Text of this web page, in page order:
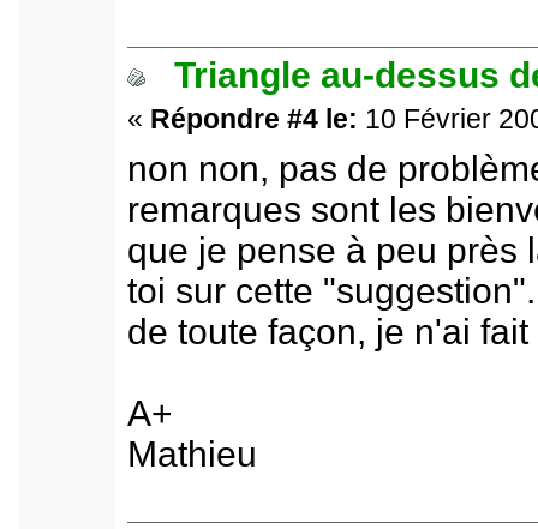
Triangle au-dessus
« Répondre #4 le: 10 Février
non non, pas de
remarques sont les
que je pense à peu près
toi sur cette
de toute façon, je n'ai
A+
Mathieu